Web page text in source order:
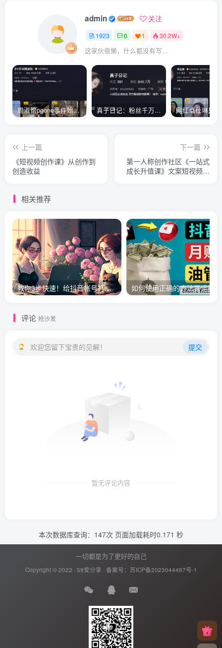
admin 关注
1923 0 1 30.2W+
这家伙很懒，什么都没有写...
周淑怡pgone事件始末，周淑怡现状 真子日记：粉丝千万的真子日记是最懂反转的网红吗？
上一篇
《短视频创作课》从创作到
创造收益
下一篇
第一人称创作社区《一站式
成长升值课》文案短视频拍
相关推荐
教你3步快速！给抖音帐号打标签！
评论 抢沙发
欢迎您留下宝贵的见解！ 提交
暂无评论内容
本次数据库查询：147次 页面加载耗时0.171 秒
一切都是为了更好的自己
Copyright © 2022 · 59爱分享 · 备案号： 苏ICP备2023044497号-1